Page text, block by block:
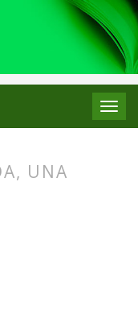
Colecciones
UNA